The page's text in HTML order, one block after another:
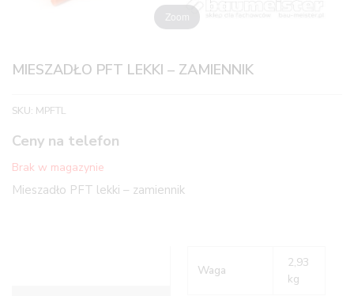
Zoom
MIESZADŁO PFT LEKKI – ZAMIENNIK
SKU: MPFTL
Ceny na telefon
Brak w magazynie
Mieszadło PFT lekki – zamiennik
Waga
2,93
kg